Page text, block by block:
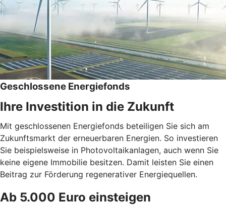
Geschlossene Energiefonds
Ihre Investition in die Zukunft
Mit geschlossenen Energiefonds beteiligen Sie sich am
Zukunftsmarkt der erneuerbaren Energien. So investieren
Sie beispielsweise in Photovoltaikanlagen, auch wenn Sie
keine eigene Immobilie besitzen. Damit leisten Sie einen
Beitrag zur Förderung regenerativer Energiequellen.
Ab 5.000 Euro einsteigen